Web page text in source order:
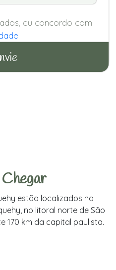
eu concordo com
estão localizados na
no litoral norte de São
170 km da capital paulista.